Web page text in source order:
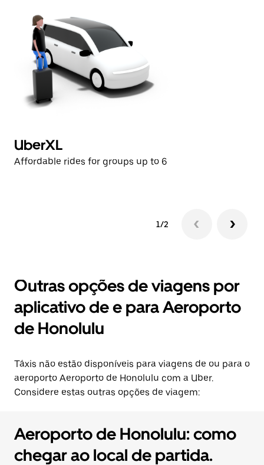
UberXL
Affordable rides for groups up to 6
1/2
Outras opções de viagens por
aplicativo de e para Aeroporto
de Honolulu
Táxis não estão disponíveis para viagens de ou para o
aeroporto Aeroporto de Honolulu com a Uber.
Considere estas outras opções de viagem:
Aeroporto de Honolulu: como
chegar ao local de partida.